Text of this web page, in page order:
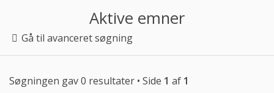
Aktive emner
Gå til avanceret søgning
Søgningen gav 0 resultater • Side 1 af 1